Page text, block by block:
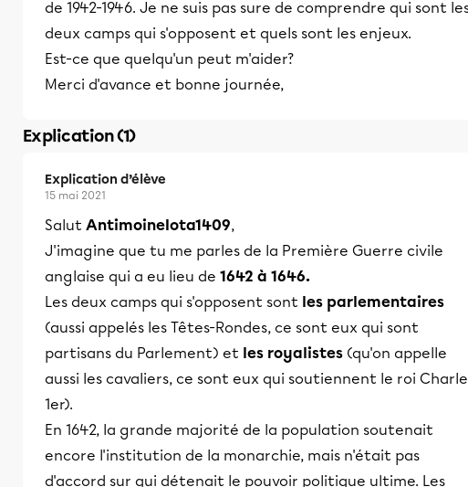
de 1942-1946. Je ne suis pas sure de comprendre qui sont
deux camps qui s'opposent et quels sont les enjeux.
Est-ce que quelqu'un peut m'aider?
Merci d'avance et bonne journée,
Explication (1)
Explication d’élève
15 mai 2021
Salut AntimoineIota1409,
J'imagine que tu me parles de la Première Guerre civile
anglaise qui a eu lieu de 1642 à 1646.
Les deux camps qui s'opposent sont les parlementaires
(aussi appelés les Têtes-Rondes, ce sont eux qui sont
partisans du Parlement) et les royalistes (qu'on appelle
aussi les cavaliers, ce sont eux qui soutiennent le roi
1er).
En 1642, la grande majorité de la population soutenait
encore l'institution de la monarchie, mais n'était pas
d'accord sur qui détenait le pouvoir politique ultime. Les